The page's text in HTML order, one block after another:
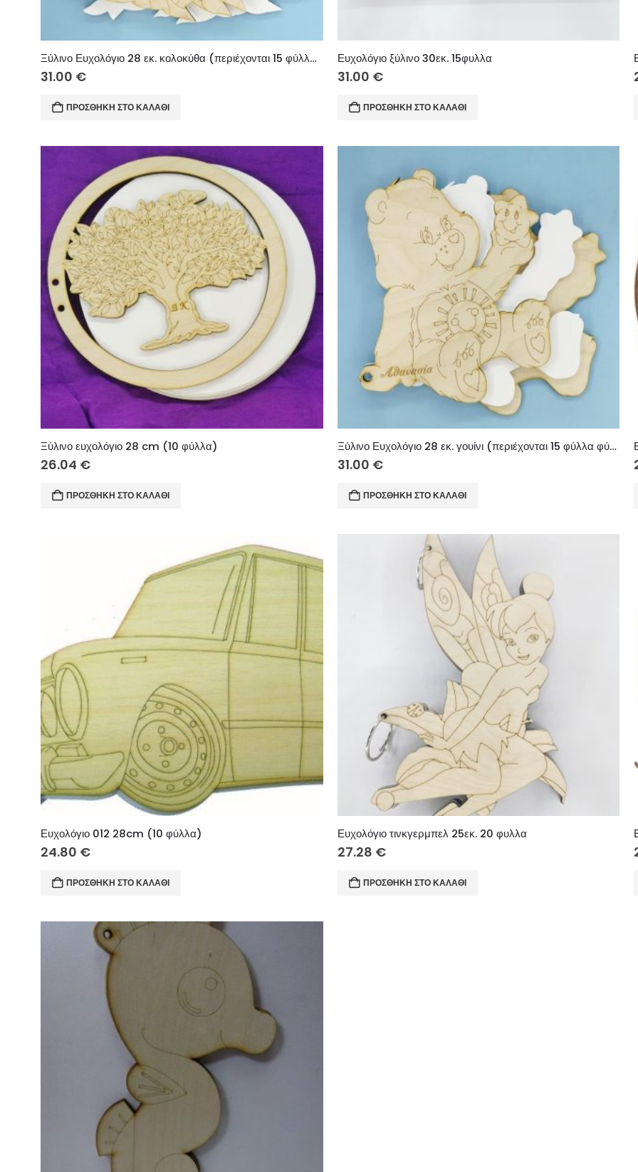
Ξύλινο Ευχολόγιο 28 εκ. κολοκύθα (περιέχονται 15 φύλλα φύλλα κανσόν λευκά ή ιβουάρ)
31.00 €
ΠΡΟΣΘΉΚΗ ΣΤΟ ΚΑΛΆΘΙ
Ευχολόγιο ξύλινο 30εκ. 15φυλλα
31.00 €
ΠΡΟΣΘΉΚΗ ΣΤΟ ΚΑΛΆΘΙ
Ξύλινο ευχολόγιο 28 cm (10 φύλλα)
26.04 €
ΠΡΟΣΘΉΚΗ ΣΤΟ ΚΑΛΆΘΙ
Ξύλινο Ευχολόγιο 28 εκ. γουίνι (περιέχονται 15 φύλλα φύλλα κανσόν λευκά ή ιβουάρ)
31.00 €
ΠΡΟΣΘΉΚΗ ΣΤΟ ΚΑΛΆΘΙ
Ευχολόγιο 012 28cm (10 φύλλα)
24.80 €
ΠΡΟΣΘΉΚΗ ΣΤΟ ΚΑΛΆΘΙ
Ευχολόγιο τινκγερμπελ 25εκ. 20 φυλλα
27.28 €
ΠΡΟΣΘΉΚΗ ΣΤΟ ΚΑΛΆΘΙ